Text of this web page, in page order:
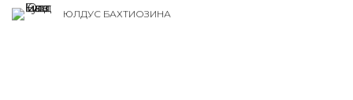
ЮЛДУС БАХТИОЗИНА